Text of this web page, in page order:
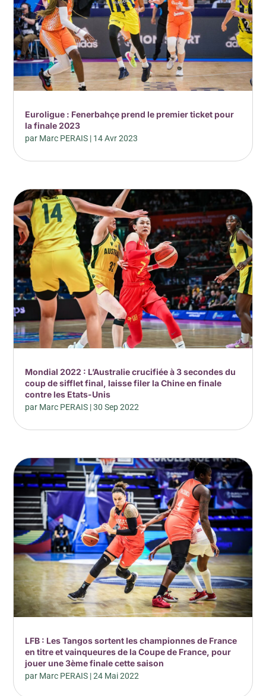
Euroligue : Fenerbahçe prend le premier ticket pour
la finale 2023
par Marc PERAIS | 14 Avr 2023
Mondial 2022 : L’Australie crucifiée à 3 secondes du
coup de sifflet final, laisse filer la Chine en finale
contre les Etats-Unis
par Marc PERAIS |30 Sep 2022
LFB : Les Tangos sortent les championnes de France
en titre et vainqueures de la Coupe de France, pour
jouer une 3ème finale cette saison
par Marc PERAIS |24 Mai 2022